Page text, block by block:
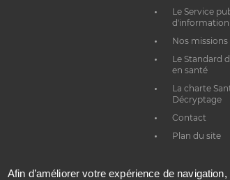
Le Service
d'information
Nos missions
Le Standard
en santé
La charte
Décryptage
Contact
Plan du site
Afin d’améliorer votre expérience de